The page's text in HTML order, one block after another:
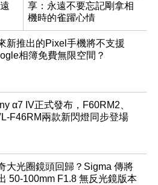
享：永遠不要忘記剛拿相
機時的雀躍心情
新推出的Pixel手機將不支援
相簿免費無限空間？
α7 IV正式發布，F60RM2、
F46RM兩款新閃燈同步登場
大光圈鏡頭回歸？Sigma 傳將
50-100mm F1.8 無反光鏡版本